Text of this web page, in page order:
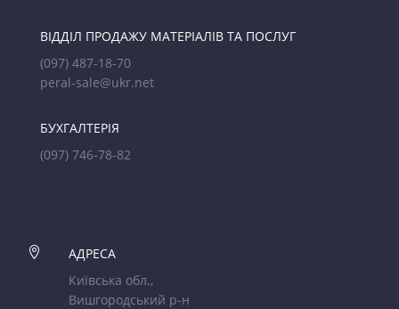
ВІДДІЛ ПРОДАЖУ МАТЕРІАЛІВ ТА ПОСЛУГ
(097) 487-18-70
peral-sale@ukr.net
БУХГАЛТЕРІЯ
(097) 746-78-82

АДРЕСА
Київська обл.,
Вишгородський р-н